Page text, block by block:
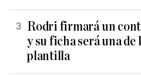
Rodri firmará un
y su ficha será una de
plantilla